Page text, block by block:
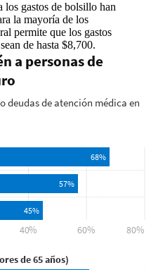
los gastos de bolsillo han
la mayoría de los
permite que los gastos
de hasta $8,700.